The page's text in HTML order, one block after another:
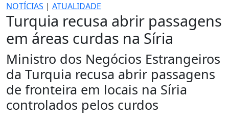
NOTÍCIAS | ATUALIDADE
Turquia recusa abrir passagens
em áreas curdas na Síria
Ministro dos Negócios Estrangeiros
da Turquia recusa abrir passagens
de fronteira em locais na Síria
controlados pelos curdos